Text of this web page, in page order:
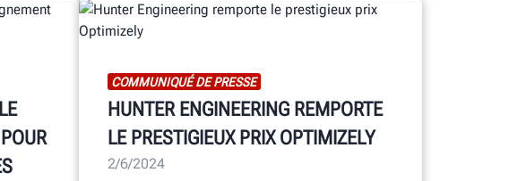
COMMUNIQUÉ DE PRESSE
HUNTER ENGINEERING REMPORTE
LE PRESTIGIEUX PRIX OPTIMIZELY
2/6/2024